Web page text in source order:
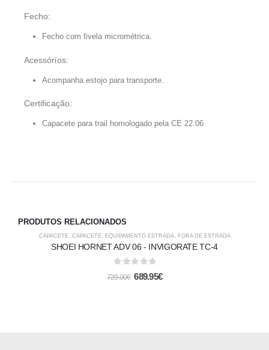
Fecho:
Fecho com fivela micrométrica.
Acessórios:
Acompanha estojo para transporte.
Certificação:
Capacete para trail homologado pela CE 22.06
PRODUTOS RELACIONADOS
CAPACETE, CAPACETE, EQUIPAMENTO ESTRADA, FORA DE ESTRADA
SHOEI HORNET ADV 06 - INVIGORATE TC-4
out of 5
729.00€ 689.95€